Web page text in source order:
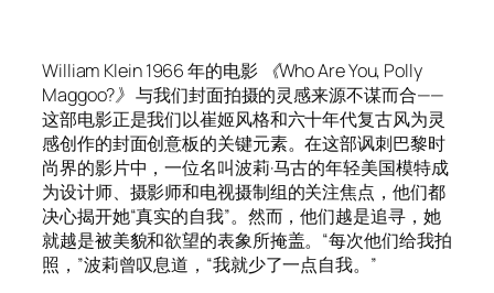
William Klein 1966 年的电影 《Who Are You, Polly
Maggoo?》 与我们封面拍摄的灵感来源不谋而合——
这部电影正是我们以崔姬风格和六十年代复古风为灵
感创作的封面创意板的关键元素。在这部讽刺巴黎时
尚界的影片中，一位名叫波莉·马古的年轻美国模特成
为设计师、摄影师和电视摄制组的关注焦点，他们都
决心揭开她“真实的自我”。然而，他们越是追寻，她
就越是被美貌和欲望的表象所掩盖。“每次他们给我拍
照，”波莉曾叹息道，“我就少了一点自我。”